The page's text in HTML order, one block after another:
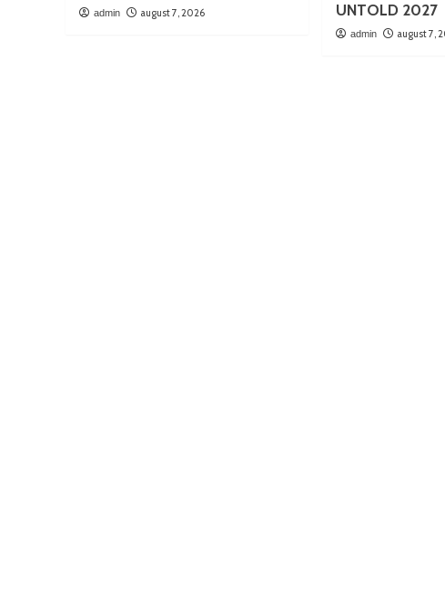
admin august 7, 2026
UNTOLD 2027
admin august 7,